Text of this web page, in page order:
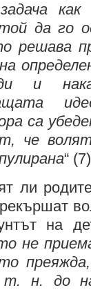
да го
решава
и
са
че
“
ли
на
не
н. до